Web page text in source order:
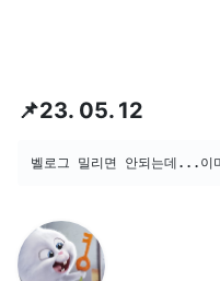
📌23. 05. 12
벨로그 밀리면 안되는데...이